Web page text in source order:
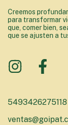
Creemos
para transformar
que, comer bien,
que se ajusten a
5493426275118